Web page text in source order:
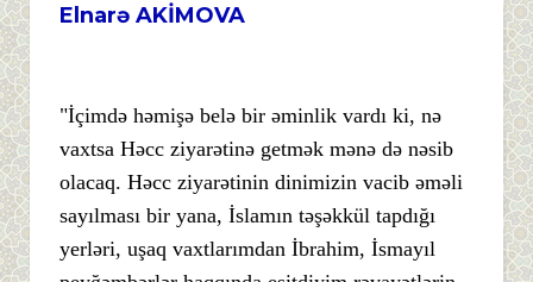
Elnarə AKİMOVA
"İçimdə həmişə belə bir əminlik vardı ki, nə
vaxtsa Həcc ziyarətinə getmək mənə də nəsib
olacaq. Həcc ziyarətinin dinimizin vacib əməli
sayılması bir yana, İslamın təşəkkül tapdığı
yerləri, uşaq vaxtlarımdan İbrahim, İsmayıl